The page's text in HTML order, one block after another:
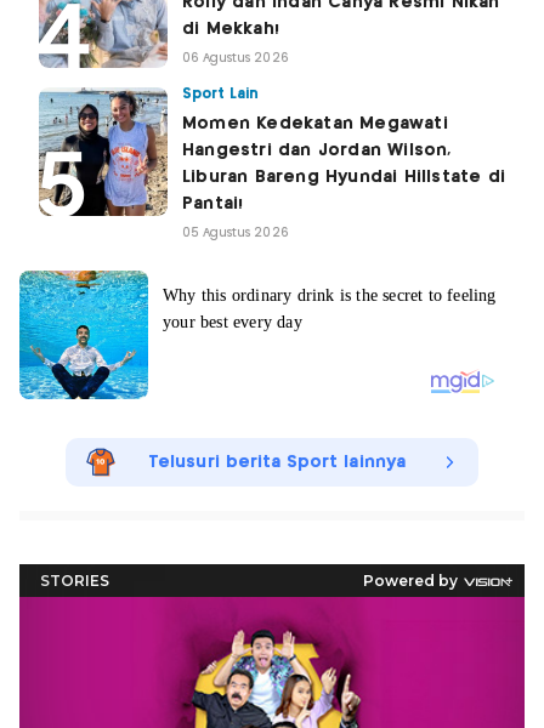
di Mekkah!
06 Agustus 2026
Sport Lain
Momen Kedekatan Megawati
Hangestri dan Jordan Wilson,
Liburan Bareng Hyundai Hillstate di
Pantai!
05 Agustus 2026
Telusuri berita Sport lainnya